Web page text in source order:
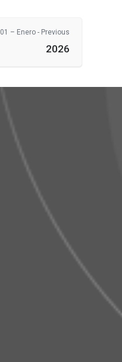
01 – Enero - Previous
2026